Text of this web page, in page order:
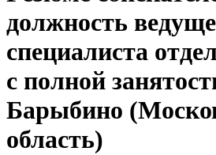
должность
специалиста
с полной
Барыбино
область)